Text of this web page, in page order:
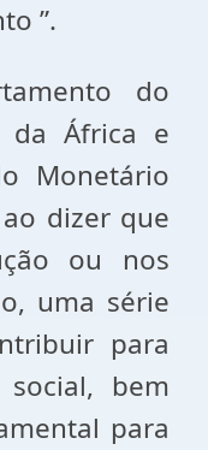
”.
do
da África e
Monetário
dizer que
ou nos
uma série
para
bem
para